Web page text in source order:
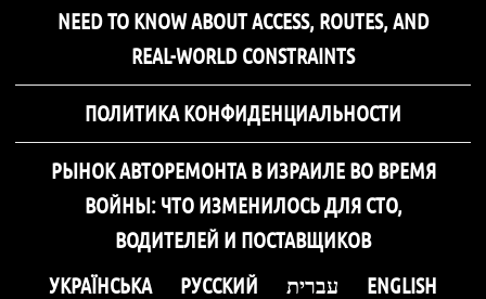
NEED TO KNOW ABOUT ACCESS, ROUTES, AND
REAL-WORLD CONSTRAINTS
ПОЛИТИКА КОНФИДЕНЦИАЛЬНОСТИ
РЫНОК АВТОРЕМОНТА В ИЗРАИЛЕ ВО ВРЕМЯ
ВОЙНЫ: ЧТО ИЗМЕНИЛОСЬ ДЛЯ СТО,
ВОДИТЕЛЕЙ И ПОСТАВЩИКОВ
УКРАЇНСЬКА
РУССКИЙ עברית ENGLISH